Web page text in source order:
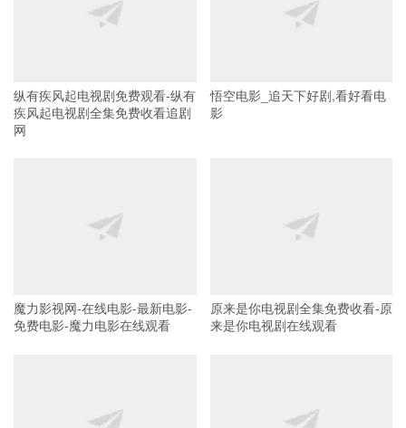
纵有疾风起电视剧免费观看-纵有
疾风起电视剧全集免费收看追剧
网
悟空电影_追天下好剧,看好看电
影
魔力影视网-在线电影-最新电影-
免费电影-魔力电影在线观看
原来是你电视剧全集免费收看-原
来是你电视剧在线观看